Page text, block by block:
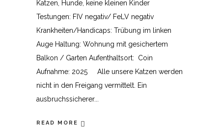
Katzen, Hunde, keine kleinen Kinder
Testungen: FIV negativ/ FeLV negativ
Krankheiten/Handicaps: Trübung im linken
Auge Haltung: Wohnung mit gesichertem
Balkon / Garten Aufenthaltsort: Coin
Aufnahme: 2025 Alle unsere Katzen werden
nicht in den Freigang vermittelt. Ein
ausbruchssicherer
READ MORE